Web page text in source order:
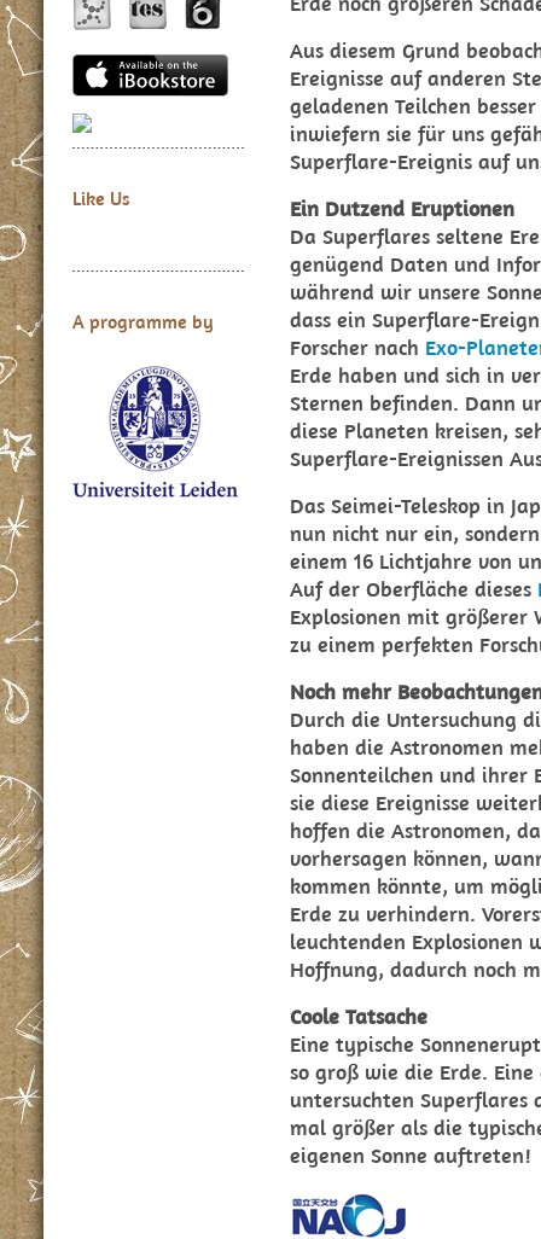
Like Us
A programme by
Aus diesem Grund
Ereignisse auf anderen
geladenen Teilchen
inwiefern sie für uns
Superflare-Ereignis auf
Ein Dutzend Eruptionen
Da Superflares seltene
genügend Daten und
während wir unsere
dass ein Superflare-
Forscher nach Exo-
Erde haben und sich in
Sternen befinden. Dann
diese Planeten kreisen,
Superflare-Ereignissen
Das Seimei-Teleskop in
nun nicht nur ein,
einem 16 Lichtjahre von
Auf der Oberfläche dieses
Explosionen mit
zu einem perfekten
Noch mehr
Durch die Untersuchung
haben die Astronomen
Sonnenteilchen und ihrer
sie diese Ereignisse
hoffen die Astronomen,
vorhersagen können,
kommen könnte, um
Erde zu verhindern.
leuchtenden Explosionen
Hoffnung, dadurch noch
Coole Tatsache
Eine typische
so groß wie die Erde.
untersuchten Superflares
mal größer als die
eigenen Sonne auftreten!